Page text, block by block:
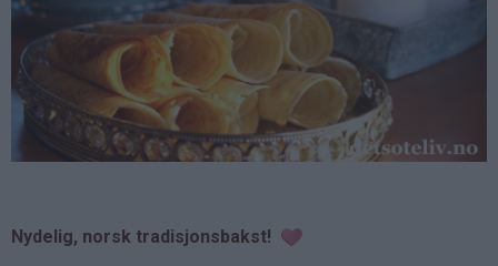
Nydelig, norsk tradisjonsbakst!